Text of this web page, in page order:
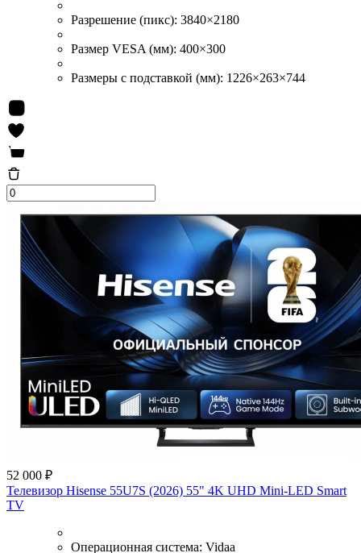
Разрешение (пикс): 3840×2180
Размер VESA (мм): 400×300
Размеры с подставкой (мм): 1226×263×744
52 000 ₽
Телевизор Hisense 55U7S (2026) 55" 4K UHD Mini-LED Smart
TV
Операционная система: Vidaa